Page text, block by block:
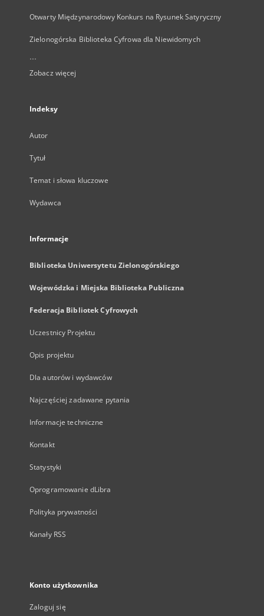
Otwarty Międzynarodowy Konkurs na Rysunek Satyryczny
Zielonogórska Biblioteka Cyfrowa dla Niewidomych
...
Zobacz więcej
Indeksy
Autor
Tytuł
Temat i słowa kluczowe
Wydawca
Informacje
Biblioteka Uniwersytetu Zielonogórskiego
Wojewódzka i Miejska Biblioteka Publiczna
Federacja Bibliotek Cyfrowych
Uczestnicy Projektu
Opis projektu
Dla autorów i wydawców
Najczęściej zadawane pytania
Informacje techniczne
Kontakt
Statystyki
Oprogramowanie dLibra
Polityka prywatności
Kanały RSS
Konto użytkownika
Zaloguj się